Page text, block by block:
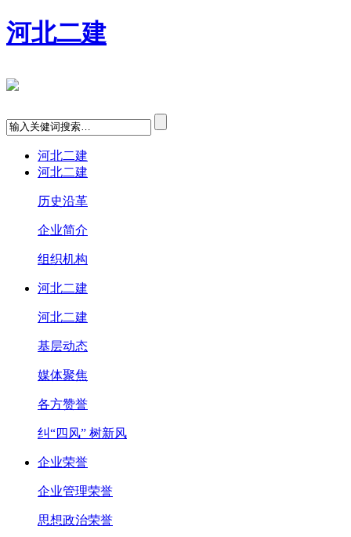
河北二建
河北二建
河北二建
历史沿革
企业简介
组织机构
河北二建
河北二建
基层动态
媒体聚焦
各方赞誉
纠“四风” 树新风
企业荣誉
企业管理荣誉
思想政治荣誉